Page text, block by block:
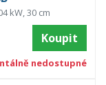
kW, 30 cm
Koupit
nedostupné